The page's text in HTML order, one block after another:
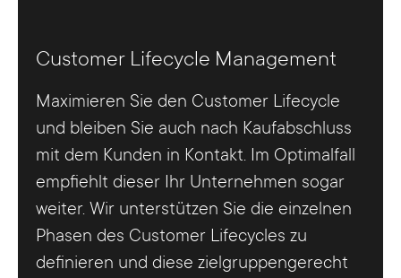
Customer Lifecycle Management
Maximieren Sie den Customer Lifecycle
und bleiben Sie auch nach Kaufabschluss
mit dem Kunden in Kontakt. Im Optimalfall
empfiehlt dieser Ihr Unternehmen sogar
weiter. Wir unterstützen Sie die einzelnen
Phasen des Customer Lifecycles zu
definieren und diese zielgruppengerecht